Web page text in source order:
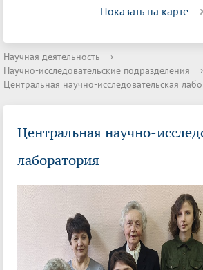
Показать на карте
Научная деятельность
›
Научно-исследовательские подразделения
›
Центральная научно-исследовательская
Центральная научно-
лаборатория